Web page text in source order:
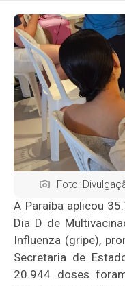
Foto:
A Paraíba aplicou
Dia D de
Influenza (gripe),
Secretaria de
20.944 doses